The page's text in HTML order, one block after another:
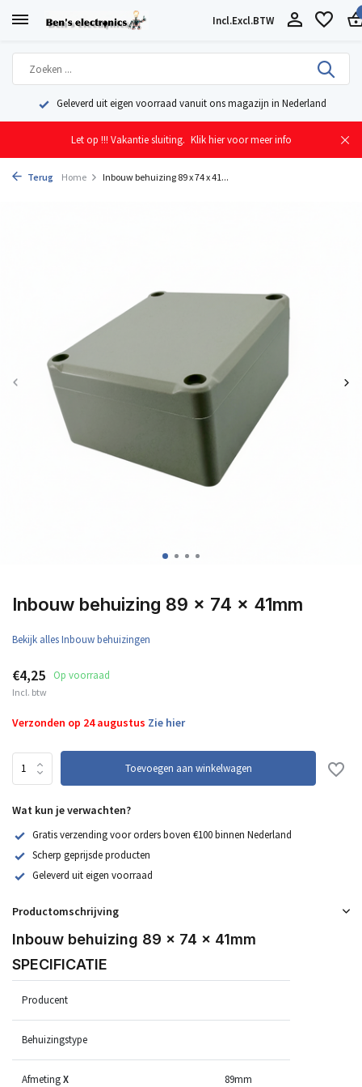
Incl.Excl.BTW
Geleverd uit eigen voorraad vanuit ons magazijn in Nederland
Let op !!! Vakantie sluiting. Klik hier voor meer info
Terug Home Inbouw behuizing 89 x 74 x 41...
Inbouw behuizing 89 x 74 x 41mm
Bekijk alles Inbouw behuizingen
€4,25 Op voorraad
Incl. btw
Verzonden op 24 augustus Zie hier
Toevoegen aan winkelwagen
Wat kun je verwachten?
Gratis verzending voor orders boven €100 binnen Nederland
Scherp geprijsde producten
Geleverd uit eigen voorraad
Productomschrijving
Inbouw behuizing 89 x 74 x 41mm
SPECIFICATIE
Producent
Behuizingstype
AfmetingX 89mm